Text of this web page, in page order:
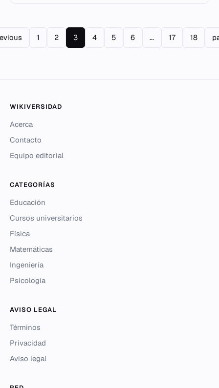
1 2 3 4 5 6 ... 17 18
WIKIVERSIDAD
Acerca
Contacto
Equipo editorial
CATEGORÍAS
Educación
Cursos universitarios
Física
Matemáticas
Ingeniería
Psicología
AVISO LEGAL
Términos
Privacidad
Aviso legal